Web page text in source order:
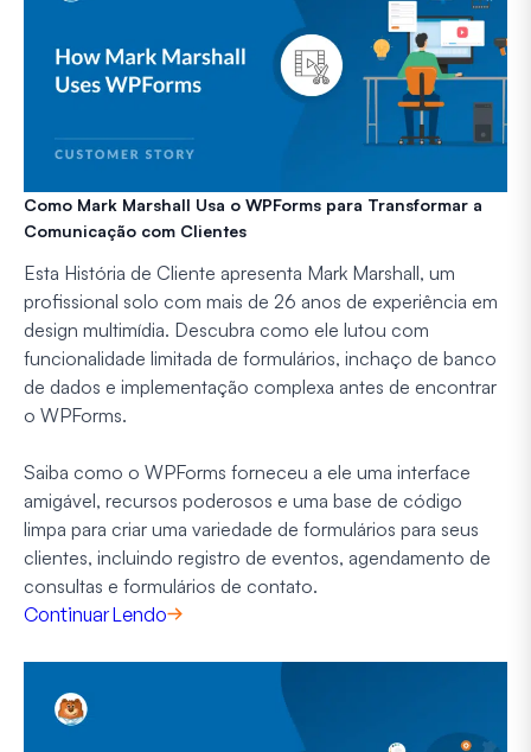
Como Mark Marshall Usa o WPForms para Transformar a
Comunicação com Clientes
Esta História de Cliente apresenta Mark Marshall, um
profissional solo com mais de 26 anos de experiência em
design multimídia. Descubra como ele lutou com
funcionalidade limitada de formulários, inchaço de banco
de dados e implementação complexa antes de encontrar
o WPForms.
Saiba como o WPForms forneceu a ele uma interface
amigável, recursos poderosos e uma base de código
limpa para criar uma variedade de formulários para seus
clientes, incluindo registro de eventos, agendamento de
consultas e formulários de contato.
Continuar Lendo